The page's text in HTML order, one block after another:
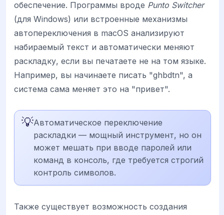
обеспечение. Программы вроде Punto Switcher
(для Windows) или встроенные механизмы
автопереключения в macOS анализируют
набираемый текст и автоматически меняют
раскладку, если вы печатаете не на том языке.
Например, вы начинаете писать "ghbdtn", а
система сама меняет это на "привет".
💡Автоматическое переключение
раскладки — мощный инструмент, но он
может мешать при вводе паролей или
команд в консоль, где требуется строгий
контроль символов.
Также существует возможность создания